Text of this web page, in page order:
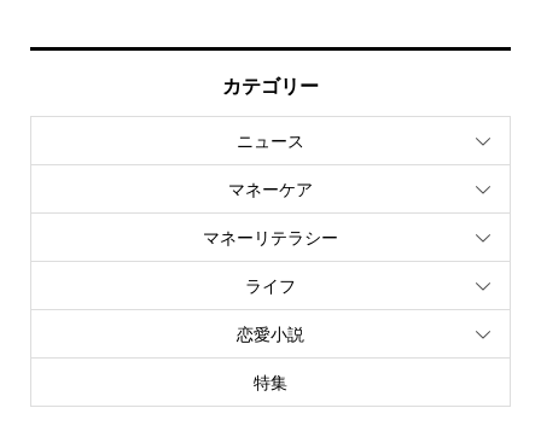
カテゴリー
ニュース
マネーケア
マネーリテラシー
ライフ
恋愛小説
特集